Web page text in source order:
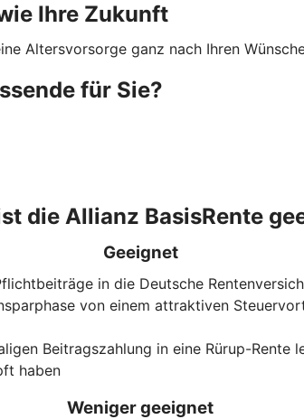
Ihre Zukunft
Altersvorsorge ganz nach Ihren
für Sie?
die Allianz BasisRente
Geeignet
in die Deutsche
von einem attraktiven
Beitragszahlung in eine Rürup-
haben
Weniger geeignet